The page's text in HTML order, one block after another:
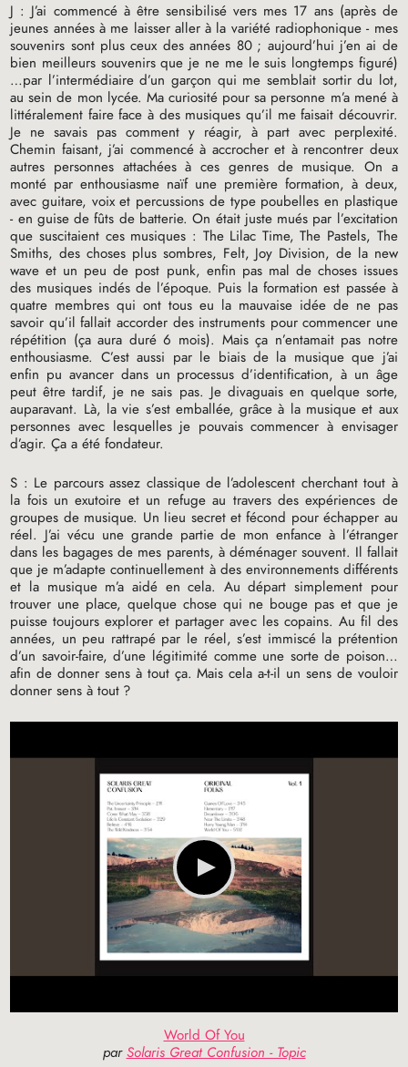
J : J’ai commencé à être sensibilisé vers mes 17 ans (après de
jeunes années à me laisser aller à la variété radiophonique - mes
souvenirs sont plus ceux des années 80 ; aujourd’hui j’en ai de
bien meilleurs souvenirs que je ne me le suis longtemps figuré)
…par l’intermédiaire d’un garçon qui me semblait sortir du lot,
au sein de mon lycée. Ma curiosité pour sa personne m’a mené à
littéralement faire face à des musiques qu’il me faisait découvrir.
Je ne savais pas comment y réagir, à part avec perplexité.
Chemin faisant, j’ai commencé à accrocher et à rencontrer deux
autres personnes attachées à ces genres de musique. On a
monté par enthousiasme naïf une première formation, à deux,
avec guitare, voix et percussions de type poubelles en plastique
- en guise de fûts de batterie. On était juste mués par l’excitation
que suscitaient ces musiques : The Lilac Time, The Pastels, The
Smiths, des choses plus sombres, Felt, Joy Division, de la new
wave et un peu de post punk, enfin pas mal de choses issues
des musiques indés de l’époque. Puis la formation est passée à
quatre membres qui ont tous eu la mauvaise idée de ne pas
savoir qu’il fallait accorder des instruments pour commencer une
répétition (ça aura duré 6 mois). Mais ça n’entamait pas notre
enthousiasme. C’est aussi par le biais de la musique que j’ai
enfin pu avancer dans un processus d’identification, à un âge
peut être tardif, je ne sais pas. Je divaguais en quelque sorte,
auparavant. Là, la vie s’est emballée, grâce à la musique et aux
personnes avec lesquelles je pouvais commencer à envisager
d’agir. Ça a été fondateur.
S : Le parcours assez classique de l’adolescent cherchant tout à
la fois un exutoire et un refuge au travers des expériences de
groupes de musique. Un lieu secret et fécond pour échapper au
réel. J’ai vécu une grande partie de mon enfance à l’étranger
dans les bagages de mes parents, à déménager souvent. Il fallait
que je m’adapte continuellement à des environnements différents
et la musique m’a aidé en cela. Au départ simplement pour
trouver une place, quelque chose qui ne bouge pas et que je
puisse toujours explorer et partager avec les copains. Au fil des
années, un peu rattrapé par le réel, s’est immiscé la prétention
d’un savoir-faire, d’une légitimité comme une sorte de poison…
afin de donner sens à tout ça. Mais cela a-t-il un sens de vouloir
donner sens à tout ?
World Of You
parSolaris Great Confusion - Topic